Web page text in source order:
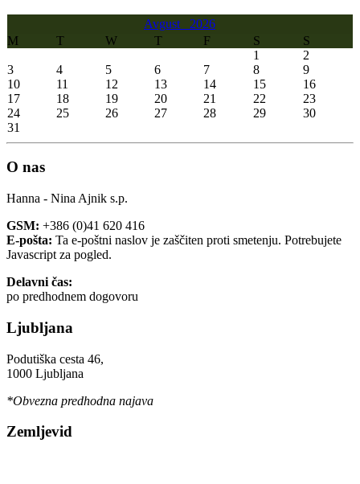
Avgust 2026
M
T W T F S
S
1
2
3
4 5 6 7 8
9
10
11 12 13 14 15
16
17
18 19 20 21 22
23
24
25 26 27 28 29
30
31
O nas
Hanna - Nina Ajnik s.p.
GSM: +386 (0)41 620 416
E-pošta: Ta e-poštni naslov je zaščiten proti smetenju. Potrebujete
Javascript za pogled.
Delavni čas:
po predhodnem dogovoru
Ljubljana
Podutiška cesta 46,
1000 Ljubljana
*Obvezna predhodna najava
Zemljevid